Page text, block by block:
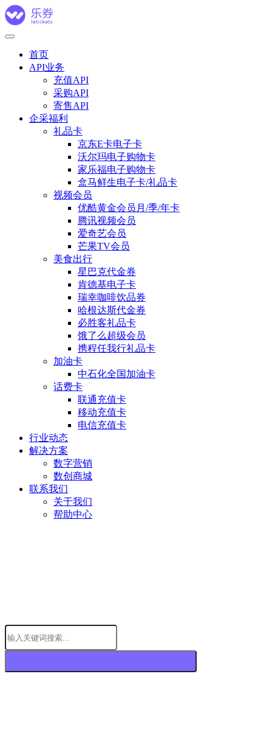
首页
API业务
充值API
采购API
寄售API
企采福利
礼品卡
京东E卡电子卡
沃尔玛电子购物卡
家乐福电子购物卡
盒马鲜生电子卡/礼品卡
视频会员
优酷黄金会员月/季/年卡
腾讯视频会员
爱奇艺会员
芒果TV会员
美食出行
星巴克代金券
肯德基电子卡
瑞幸咖啡饮品券
哈根达斯代金券
必胜客礼品卡
饿了么超级会员
携程任我行礼品卡
加油卡
中石化全国加油卡
话费卡
联通充值卡
移动充值卡
电信充值卡
行业动态
解决方案
数字营销
数创商城
联系我们
关于我们
帮助中心